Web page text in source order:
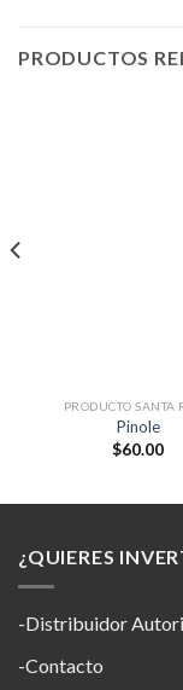
PRODUCTOS
PRODUCTO SANTA
Pinole
$60.00
¿QUIERES
-Distribuidor
-Contacto